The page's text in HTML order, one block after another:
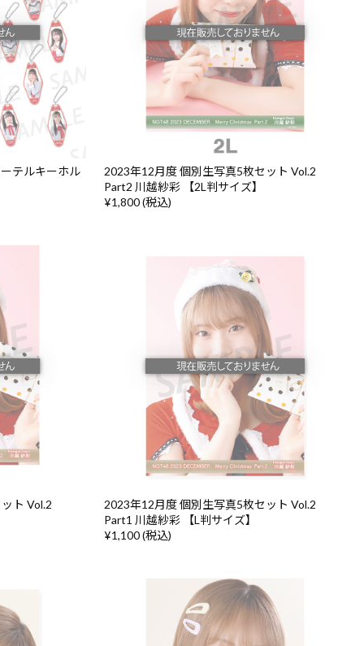
テルキーホル
2023年12月度 個別生写真5枚セット Vol.2
Part2 川越紗彩 【2L判サイズ】
¥1,800 (税込)
ト Vol.2
2023年12月度 個別生写真5枚セット Vol.2
Part1 川越紗彩 【L判サイズ】
¥1,100 (税込)